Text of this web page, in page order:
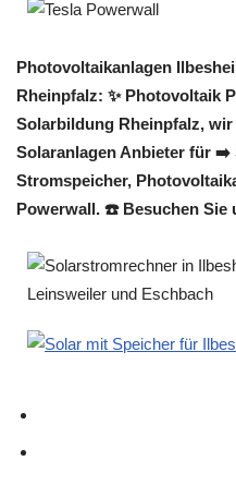
Photovoltaikanlagen
Rheinpfalz: ✨ Photovoltaik
Solarbildung Rheinpfalz,
Solaranlagen Anbieter für ➡️
Stromspeicher,
Powerwall. ☎️ Besuchen Sie